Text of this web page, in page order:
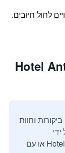
לחול חיובים.
וחוות
משתמשים אמיתיים דרך HotelsCombined או עם